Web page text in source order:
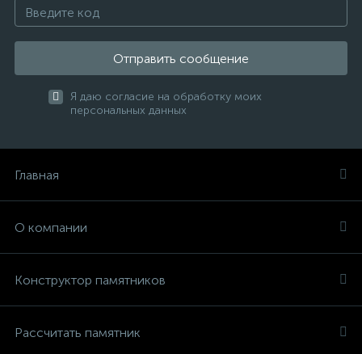
Отправить сообщение
Я даю согласие на обработку моих
персональных данных
Главная
О компании
Конструктор памятников
Рассчитать памятник